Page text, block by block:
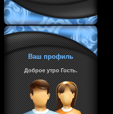
Ваш профиль
Доброе утро Гость.